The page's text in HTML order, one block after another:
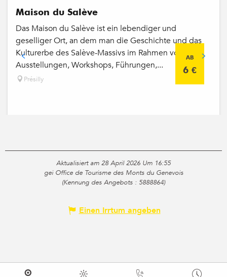
AB
6 €
Maison du Salève
Das Maison du Salève ist ein lebendiger und
geselliger Ort, an dem man die Geschichte und das
Kulturerbe des Salève-Massivs im Rahmen von
Ausstellungen, Workshops, Führungen,...
Présilly
Aktualisiert am 28 April 2026 Um 16:55
gei Office de Tourisme des Monts du Genevois
(Kennung des Angebots : 5888864)
Einen Irrtum angeben